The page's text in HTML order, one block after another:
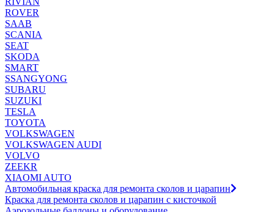
ROVER
SAAB
SCANIA
SEAT
SKODA
SMART
SSANGYONG
SUBARU
SUZUKI
TESLA
TOYOTA
VOLKSWAGEN
VOLKSWAGEN AUDI
VOLVO
ZEEKR
XIAOMI AUTO
Автомобильная краска для ремонта сколов и царапин
Краска для ремонта сколов и царапин с кисточкой